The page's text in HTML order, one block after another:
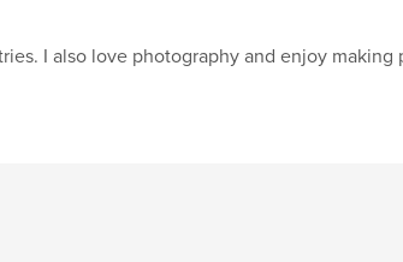
I also love photography and enjoy making